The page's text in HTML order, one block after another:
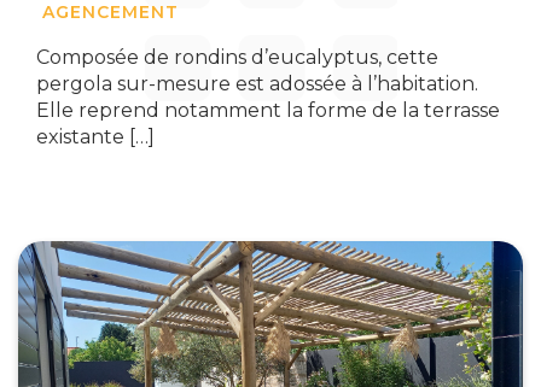
AGENCEMENT
Composée de rondins d’eucalyptus, cette
pergola sur-mesure est adossée à l’habitation.
Elle reprend notamment la forme de la terrasse
existante […]